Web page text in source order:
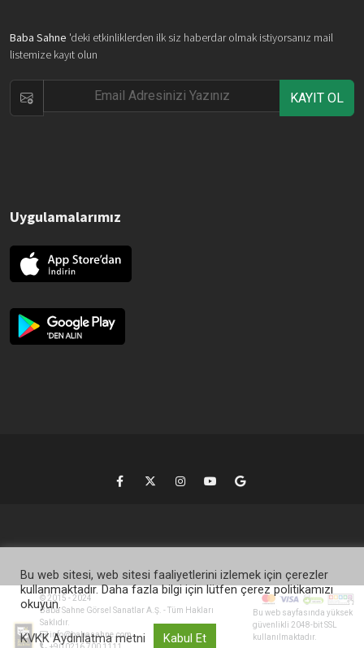
Baba Sahne 'deki etkinliklerden ilk siz haberdar olmak istiyorsanız mail
listemize kayıt olun
KAYIT OL
Uygulamalarımız
© 2015 - 2024
Baba Sahne Görsel Sanatlar A.Ş. - Tüm Hakları
Saklıdır.
info@babasahne.com
Bu web sayfasında yüksek
güvenlikli 2048-bit SSL
kullanılmaktadır.
Bu web sitesi, web sitesi faaliyetlerini izlemek için çerezler
kullanmaktadır. Daha fazla bilgi için lütfen çerez politikamızı
okuyun.
KVKK Aydınlatma metni Kabul Et